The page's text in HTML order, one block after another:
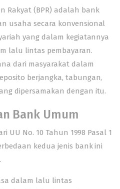
Rakyat (BPR) adalah bank
usaha secara konvensional
yang dalam kegiatannya
lalu lintas pembayaran.
dari masyarakat dalam
berjangka, tabungan,
dipersamakan dengan itu.
Bank Umum
UU No. 10 Tahun 1998 Pasal 1
kedua jenis bank ini
dalam lalu lintas